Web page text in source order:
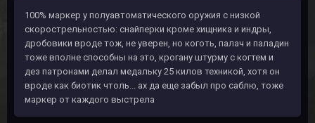
100% маркер у полуавтоматического оружия с низкой
скорострельностью: снайперки кроме хищника и индры,
дробовики вроде тож, не уверен, но коготь, палач и паладин
тоже вполне способны на это, крогану штурму с когтем и
дез патронами делал медальку 25 килов техникой, хотя он
вроде как биотик чтоль... ах да еще забыл про саблю, тоже
маркер от каждого выстрела